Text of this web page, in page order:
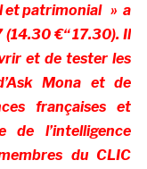
et patrimonial » a
€“ 17.30). Il
et de tester les
Mona et de
françaises et
de l’intelligence
du CLIC